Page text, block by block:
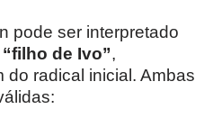
pode ser interpretado
“filho de Ivo”,
radical inicial. Ambas